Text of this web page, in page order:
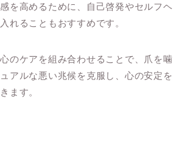
を高めるために、自己啓発やセルフヘ
れることもおすすめです。
のケアを組み合わせることで、爪を噛
アルな悪い兆候を克服し、心の安定を
ます。